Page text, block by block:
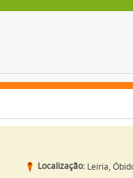
Localização: Leiria,